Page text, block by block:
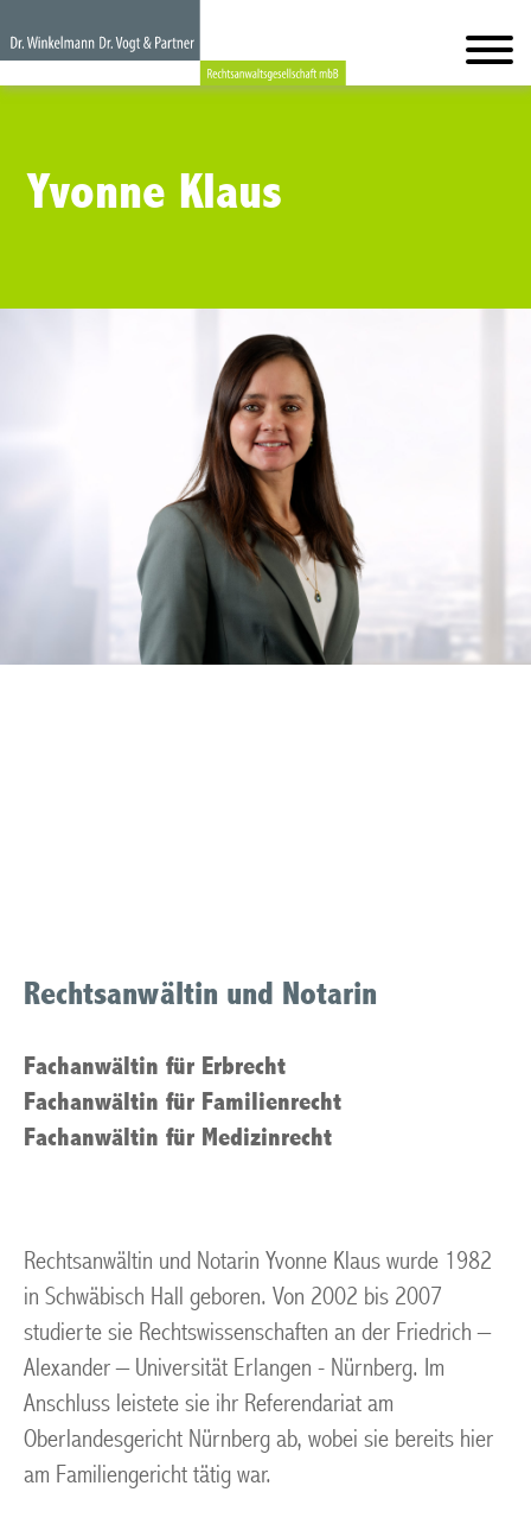
Yvonne Klaus
Rechtsanwältin und Notarin
Fachanwältin für Erbrecht
Fachanwältin für Familienrecht
Fachanwältin für Medizinrecht
Rechtsanwältin und Notarin Yvonne Klaus wurde 1982
in Schwäbisch Hall geboren. Von 2002 bis 2007
studierte sie Rechtswissenschaften an der Friedrich –
Alexander – Universität Erlangen - Nürnberg. Im
Anschluss leistete sie ihr Referendariat am
Oberlandesgericht Nürnberg ab, wobei sie bereits hier
am Familiengericht tätig war.